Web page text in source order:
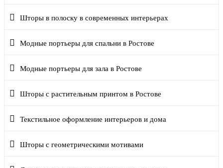
Шторы в полоску в современных интерьерах
Модные портьеры для спальни в Ростове
Модные портьеры для зала в Ростове
Шторы с растительным принтом в Ростове
Текстильное оформление интерьеров и дома
Шторы с геометрическими мотивами